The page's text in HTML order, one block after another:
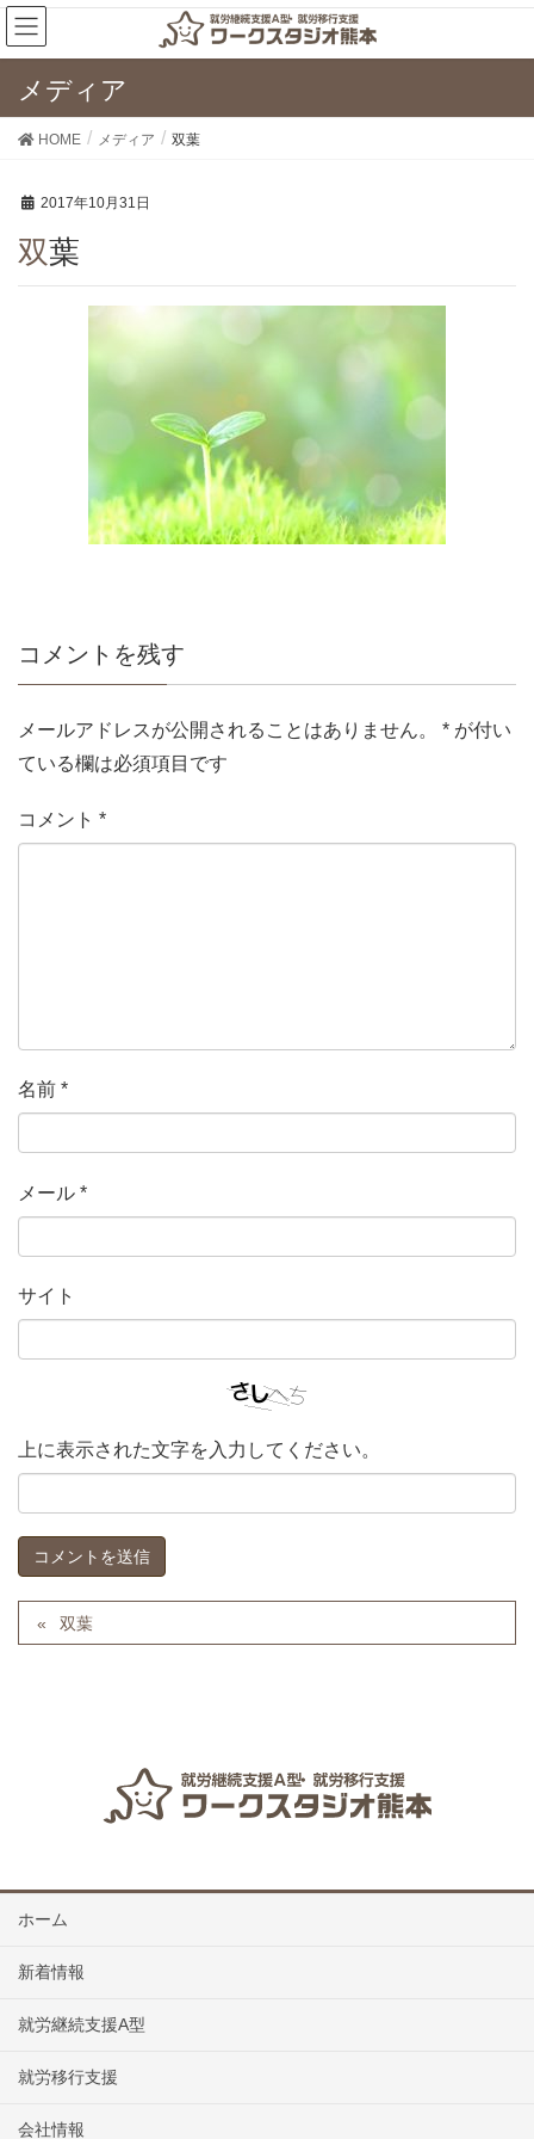
メディア
HOME メディア 双葉
2017年10月31日
双葉
コメントを残す
メールアドレスが公開されることはありません。 * が付い
ている欄は必須項目です
コメント *
名前 *
メール *
サイト
上に表示された文字を入力してください。
双葉
ホーム
新着情報
就労継続支援A型
就労移行支援
会社情報